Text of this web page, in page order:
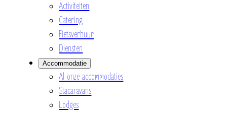
Activiteiten
Catering
Fietsverhuur
Diensten
Accommodatie
Al onze accommodaties
Stacaravans
Lodges